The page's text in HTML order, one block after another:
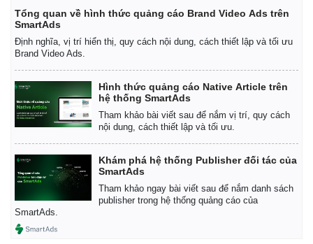
Tổng quan về hình thức quảng cáo Brand Video Ads trên
SmartAds
Định nghĩa, vị trí hiển thị, quy cách nội dung, cách thiết lập và tối ưu
Brand Video Ads.
Hình thức quảng cáo Native Article trên
hệ thống SmartAds
Tham khảo bài viết sau để nắm vị trí, quy cách
nội dung, cách thiết lập và tối ưu.
Khám phá hệ thống Publisher đối tác của
SmartAds
Tham khảo ngay bài viết sau để nắm danh sách
publisher trong hệ thống quảng cáo của
SmartAds.